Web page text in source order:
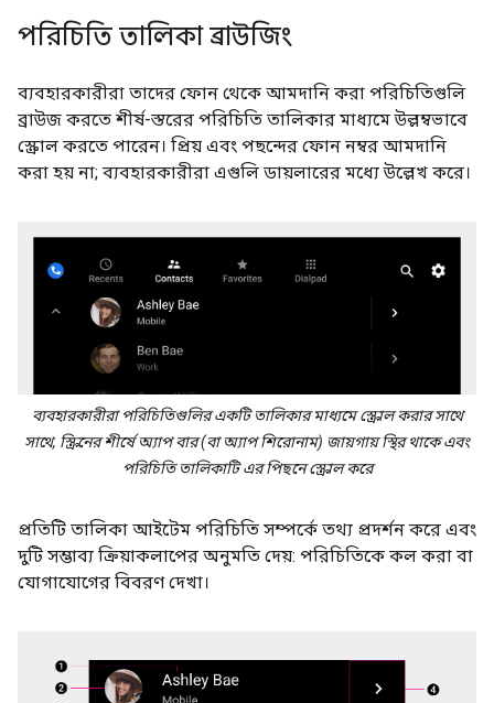
পরিচিতি তালিকা ব্রাউজিং
ব্যবহারকারীরা তাদের ফোন থেকে আমদানি করা পরিচিতিগুলি
ব্রাউজ করতে শীর্ষ-স্তরের পরিচিতি তালিকার মাধ্যমে উল্লম্বভাবে
স্ক্রোল করতে পারেন। প্রিয় এবং পছন্দের ফোন নম্বর আমদানি
করা হয় না; ব্যবহারকারীরা এগুলি ডায়লারের মধ্যে উল্লেখ করে।
ব্যবহারকারীরা পরিচিতিগুলির একটি তালিকার মাধ্যমে স্ক্রোল করার সাথে
সাথে, স্ক্রিনের শীর্ষে অ্যাপ বার (বা অ্যাপ শিরোনাম) জায়গায় স্থির থাকে এবং
পরিচিতি তালিকাটি এর পিছনে স্ক্রোল করে
প্রতিটি তালিকা আইটেম পরিচিতি সম্পর্কে তথ্য প্রদর্শন করে এবং
দুটি সম্ভাব্য ক্রিয়াকলাপের অনুমতি দেয়: পরিচিতিকে কল করা বা
যোগাযোগের বিবরণ দেখা।